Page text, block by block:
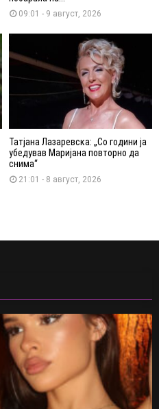
09:01 - 9 август, 2026
Татјана Лазаревска: „Со години ја
убедував Маријана повторно да
снима“
21:01 - 8 август, 2026